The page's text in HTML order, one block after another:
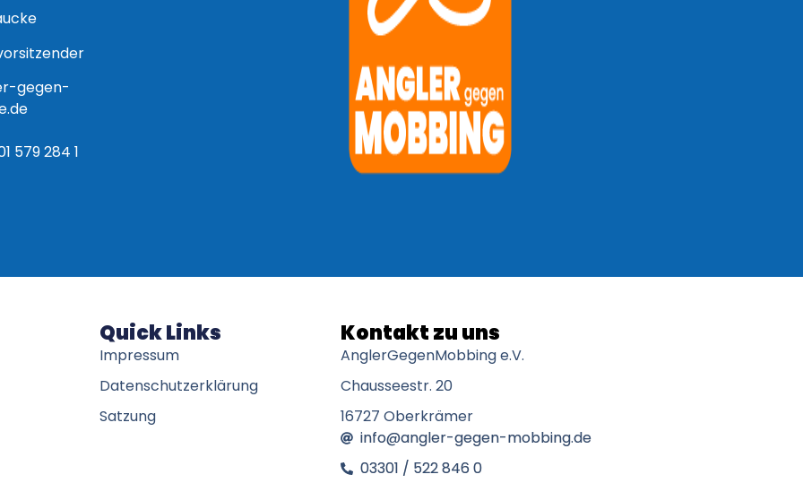
gegen-
579 284 1
Quick Links
Impressum
Datenschutzerklärung
Satzung
Kontakt zu uns
AnglerGegenMobbing e.V.
Chausseestr. 20
16727 Oberkrämer
info@angler-gegen-mobbing.de
03301 / 522 846 0